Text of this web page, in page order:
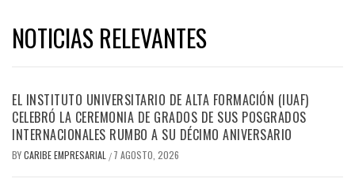
NOTICIAS RELEVANTES
EL INSTITUTO UNIVERSITARIO DE ALTA FORMACIÓN (IUAF)
CELEBRÓ LA CEREMONIA DE GRADOS DE SUS POSGRADOS
INTERNACIONALES RUMBO A SU DÉCIMO ANIVERSARIO
BYCARIBE EMPRESARIAL / 7 AGOSTO, 2026